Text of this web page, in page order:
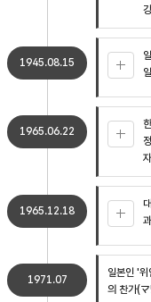
1945.08.15
1965.06.22
1965.12.18
1971.07
일본인 '위
의 찬가(マ